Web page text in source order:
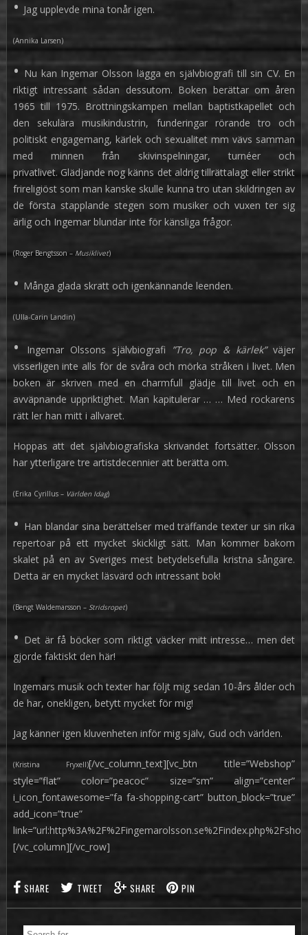
• Jag upplevde mina tonår igen.
(Annika Larsen)
• Nu kan Ingemar Olsson lägga en självbiografi till sin CV. En
riktigt intressant sådan dessutom. Boken berättar om åren
1965 till 1975. Brottningskampen mellan baptistkapellet och
den sekulära musikindustrin, funderingar rörande tro och
politiskt engagemang, kärlek och sexualitet mm vävs samman
med minnen från skivinspelningar, turnéer och
privatlivet. Glädjande nog känns det aldrig tillrättalagt eller strikt
frireligiöst som man kanske skulle kunna tro utan skildringen av
de första stapplande stegen som musiker och vuxen ter sig
ärlig och Ingemar blundar inte för känsliga frågor.
(Roger Bengtsson – Musiklivet)
• Många glada skratt och igenkännande leenden.
(Ulla-Carin Landin)
• Ingemar Olssons självbiografi ”Tro, pop & kärlek”väjer
visserligen inte alls för de svåra och mörka stråken i livet. Men
boken är skriven med en charmfull glädje till livet och en
avväpnande uppriktighet. Man kapitulerar … … Med rockarens
rätt ler han mitt i allvaret.
Hoppas att det självbiografiska skrivandet fortsätter. Olsson
har ytterligare tre artistdecennier att berätta om.
(Erika Cyrillus – Världen Idag)
• Han blandar sina berättelser med träffande texter ur sin rika
repertoar på ett mycket skickligt sätt. Man kommer bakom
skalet på en av Sveriges mest betydelsefulla kristna sångare.
Detta är en mycket läsvärd och intressant bok!
(Bengt Waldemarsson – Stridsropet)
• Det är få böcker som riktigt väcker mitt intresse… men det
gjorde faktiskt den här!
Ingemars musik och texter har följt mig sedan 10-års ålder och
de har, onekligen, betytt mycket för mig!
Jag känner igen kluvenheten inför mig själv, Gud och världen.
(Kristina Fryxell)[/vc_column_text][vc_btn title=”Webshop”
style=”flat” color=”peacoc” size=”sm” align=”center”
i_icon_fontawesome=”fa fa-shopping-cart” button_block=”true”
add_icon=”true”
[/vc_column][/vc_row]
SHARE TWEET SHARE PIN